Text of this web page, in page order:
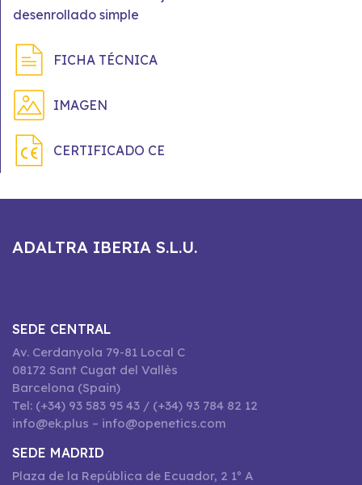
desenrollado simple
FICHA TÉCNICA
IMAGEN
CERTIFICADO CE
ADALTRA IBERIA S.L.U.
SEDE CENTRAL
Av. Cerdanyola 79-81 Local C
08172 Sant Cugat del Vallès
Barcelona (Spain)
Tel: (+34) 93 583 95 43 / (+34) 93 784 82 12
info@ek.plus – info@openetics.com
SEDE MADRID
Plaza de la República de Ecuador, 2 1º A